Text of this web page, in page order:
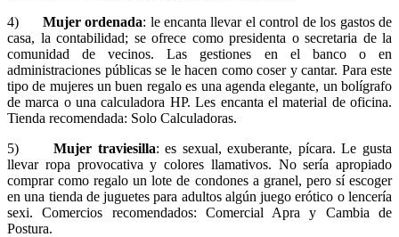
4) Mujer ordenada: le encanta llevar el control de los gastos de
casa, la contabilidad; se ofrece como presidenta o secretaria de la
comunidad de vecinos. Las gestiones en el banco o en
administraciones públicas se le hacen como coser y cantar. Para este
tipo de mujeres un buen regalo es una agenda elegante, un bolígrafo
de marca o unacalculadora HP. Les encanta el material de oficina.
Tienda recomendada: Solo Calculadoras.
5)Mujer traviesilla: es sexual, exuberante, pícara. Le gusta
llevar ropa provocativa y colores llamativos. No sería apropiado
comprar como regalo un lote de condones a granel, pero sí escoger
en una tienda de juguetes para adultosalgún juego erótico o lencería
sexi. Comercios recomendados: Comercial Apra y Cambia de
Postura.